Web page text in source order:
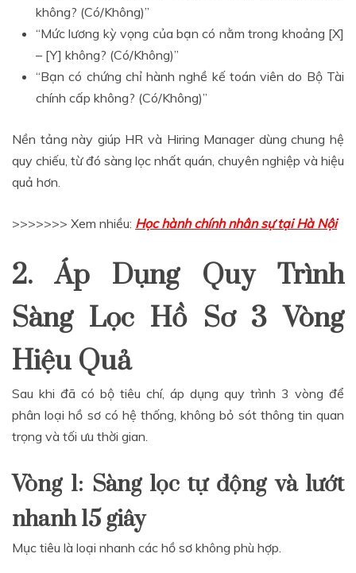
không? (Có/Không)”
“Mức lương kỳ vọng của bạn có nằm trong khoảng [X]
– [Y] không? (Có/Không)”
“Bạn có chứng chỉ hành nghề kế toán viên do Bộ Tài
chính cấp không? (Có/Không)”
Nền tảng này giúp HR và Hiring Manager dùng chung hệ
quy chiếu, từ đó sàng lọc nhất quán, chuyên nghiệp và hiệu
quả hơn.
>>>>>>> Xem nhiều: Học hành chính nhân sự tại Hà Nội
2. Áp Dụng Quy Trình
Sàng Lọc Hồ Sơ 3 Vòng
Hiệu Quả
Sau khi đã có bộ tiêu chí, áp dụng quy trình 3 vòng để
phân loại hồ sơ có hệ thống, không bỏ sót thông tin quan
trọng và tối ưu thời gian.
Vòng 1: Sàng lọc tự động và lướt
nhanh 15 giây
Mục tiêu là loại nhanh các hồ sơ không phù hợp.